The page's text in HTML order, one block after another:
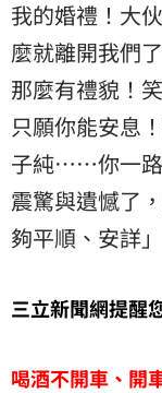
我的婚禮！大
麼就離開我們
那麼有禮貌！
只願你能安息
子純……你一路
震驚與遺憾了
夠平順、安詳
三立新聞網提醒
喝酒不開車、開